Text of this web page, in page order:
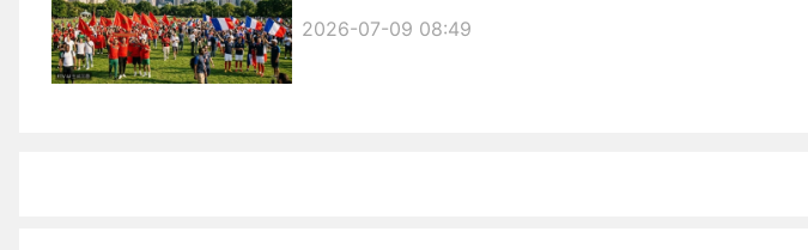
2026-07-09 08:49